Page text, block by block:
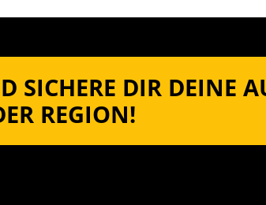
SICHERE DIR DEINE
REGION!